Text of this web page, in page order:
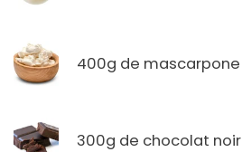
400g de mascarpone
300g de chocolat noir